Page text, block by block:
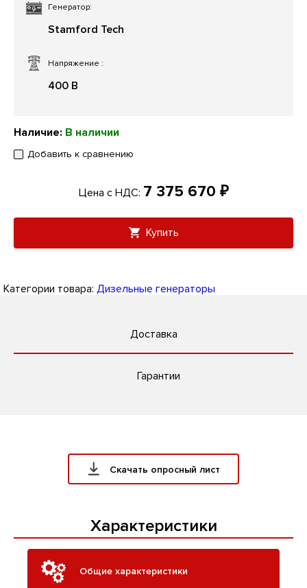
Напряжение :
400 В
Генератор:
Stamford Tech
Наличие: В наличии
Добавить к сравнению
Цена с НДС: 7 375 670 ₽
Купить
Категории товара: Дизельные генераторы
Доставка
Гарантии
Скачать опросный лист
Характеристики
Общие характеристики